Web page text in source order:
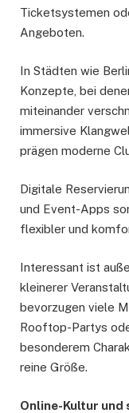
Ticketsystemen
Angeboten.
In Städten wie
Konzepte, bei
miteinander
immersive
prägen moderne
Digitale
und Event-Apps
flexibler und
Interessant ist
kleinerer
bevorzugen viele
Rooftop-Partys
besonderem
reine Größe.
Online-Kultur und